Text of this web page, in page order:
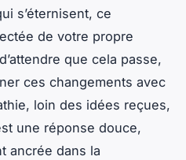
s’éternisent, ce
de votre propre
que cela passe,
ces changements avec
loin des idées reçues,
une réponse douce,
ancrée dans la